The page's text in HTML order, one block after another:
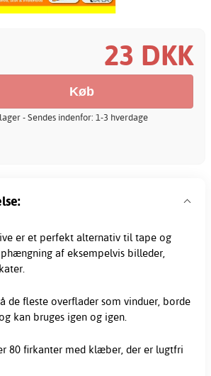
23 DKK
- Sendes indenfor: 1-3 hverdage
er et perfekt alternativ til tape og
af eksempelvis billeder,
de fleste overflader som vinduer, borde
kan bruges igen og igen.
80 firkanter med klæber, der er lugtfri